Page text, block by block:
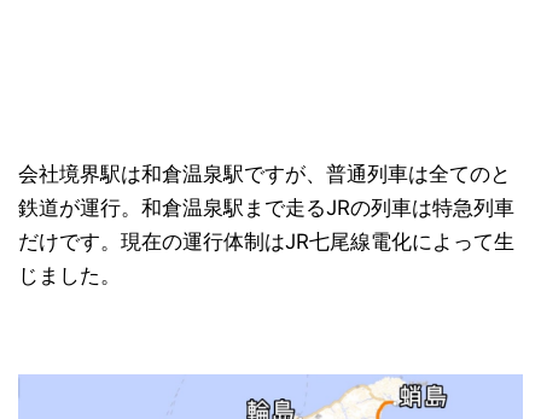
会社境界駅は和倉温泉駅ですが、普通列車は全てのと
鉄道が運行。和倉温泉駅まで走るJRの列車は特急列車
だけです。現在の運行体制はJR七尾線電化によって生
じました。